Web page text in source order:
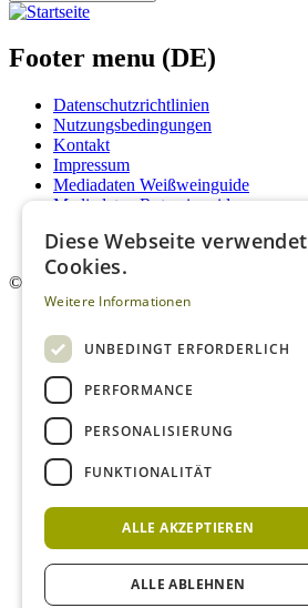
Footer menu (DE)
Datenschutzrichtlinien
Nutzungsbedingungen
Kontakt
Impressum
Mediadaten Weißweinguide
Mediadaten Rotweinguide
Newsletter
©
Diese Webseite verwendet
Cookies.
Weitere Informationen
UNBEDINGT ERFORDERLICH
PERFORMANCE
PERSONALISIERUNG
FUNKTIONALITÄT
ALLE AKZEPTIEREN
ALLE ABLEHNEN